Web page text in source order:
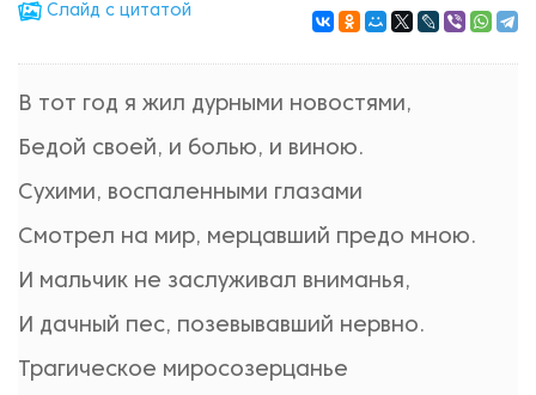
Cлайд с цитатой
В тот год я жил дурными новостями,
Бедой своей, и болью, и виною.
Сухими, воспаленными глазами
Смотрел на мир, мерцавший предо мною.
И мальчик не заслуживал вниманья,
И дачный пес, позевывавший нервно.
Трагическое миросозерцанье